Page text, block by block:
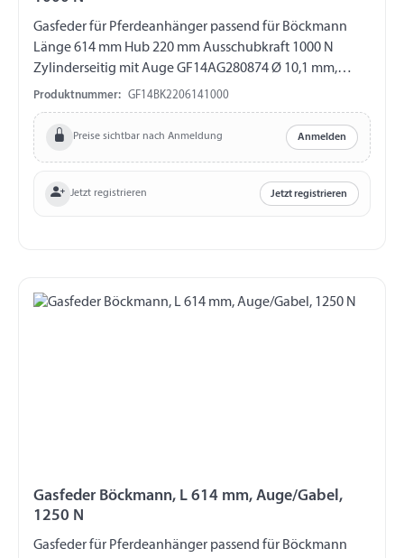
Gasfeder für Pferdeanhänger passend für Böckmann
Länge 614 mm Hub 220 mm Ausschubkraft 1000 N
Zylinderseitig mit Auge GF14AG280874 Ø 10,1 mm,
Länge 16 mm, M8 Kolbenstangenseitig mit Gabel
GF14GK212759 Länge 40 mm, M10, ohne ES-Bolzen
Produktnummer: GF14BK2206141000
Preise sichtbar nach Anmeldung Anmelden
Jetzt registrieren Jetzt registrieren
Gasfeder Böckmann, L 614 mm, Auge/Gabel,
1250 N
Gasfeder für Pferdeanhänger passend für Böckmann